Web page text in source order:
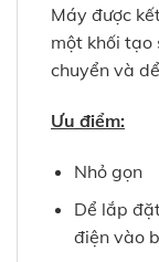
Máy được
một khối tạo
chuyển và
Ưu điểm:
Nhỏ gọn
Dể lắp
điện vào